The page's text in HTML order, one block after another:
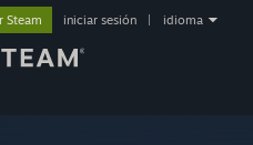
Steam iniciar sesión idioma